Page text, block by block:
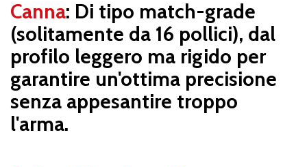
Canna: Di tipo match-grade
(solitamente da 16 pollici), dal
profilo leggero ma rigido per
garantire un'ottima precisione
senza appesantire troppo
l'arma.